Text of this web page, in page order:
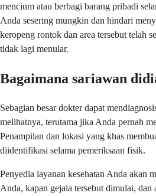
mencium atau berbagi barang pribadi
Anda sesering mungkin dan hindari
keropeng rontok dan area tersebut telah
tidak lagi menular.
Bagaimana sariawan
Sebagian besar dokter dapat
melihatnya, terutama jika Anda pernah
Penampilan dan lokasi yang khas
diidentifikasi selama pemeriksaan fisik.
Penyedia layanan kesehatan Anda akan
Anda, kapan gejala tersebut dimulai, dan